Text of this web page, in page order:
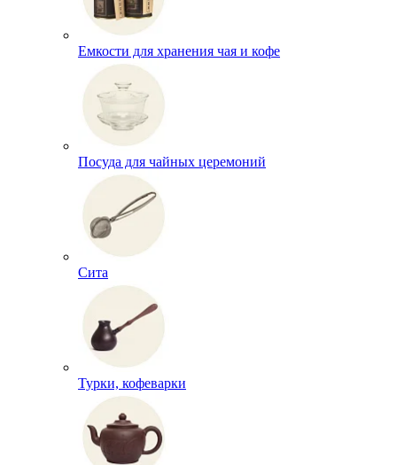
Емкости для хранения чая и кофе
Посуда для чайных церемоний
Сита
Турки, кофеварки